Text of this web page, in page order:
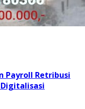
Payroll Retribusi